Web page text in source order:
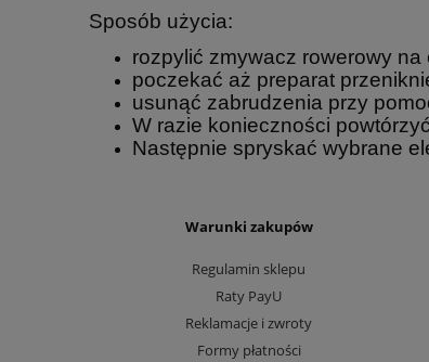
Sposób użycia:
rozpylić zmywacz rowerowy
poczekać aż preparat
usunąć zabrudzenia przy
W razie konieczności
Następnie spryskać wybrane
Warunki zakupów
Regulamin sklepu
Raty PayU
Reklamacje i zwroty
Formy płatności